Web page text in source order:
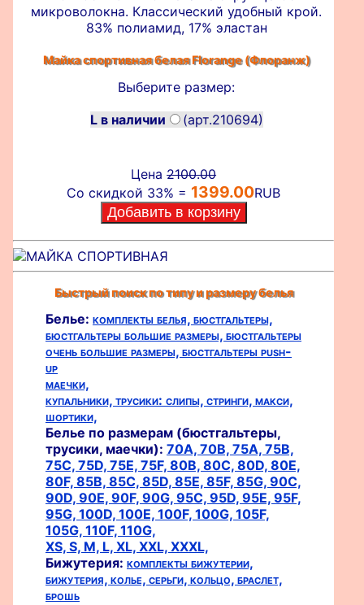
микроволокна. Классический удобный крой.
83% полиамид, 17% эластан
Майка спортивная белаяFlorange (Флоранж)
Выберите размер:
L в наличии
(арт.210694)
Цена2100.00
Со скидкой 33% = 1399.00RUB
Быстрый поиск по типу и размеру белья
Белье: комплекты белья, бюстгальтеры,
бюстгальтеры большие размеры, бюстгальтеры
очень большие размеры, бюстгальтеры push-
up
маечки,
купальники, трусики: слипы, стринги, макси,
шортики,
Белье по размерам (бюстгальтеры,
трусики, маечки): 70A, 70B, 75A, 75B,
75C, 75D, 75E, 75F, 80B, 80C, 80D, 80E,
80F, 85B, 85C, 85D, 85E, 85F, 85G, 90C,
90D, 90E, 90F, 90G, 95C, 95D, 95E, 95F,
95G, 100D, 100E, 100F, 100G, 105F,
105G, 110F, 110G,
XS, S, M, L, XL, XXL, XXXL,
Бижутерия: комплекты бижутерии,
бижутерия, колье, серьги, кольцо, браслет,
брошь